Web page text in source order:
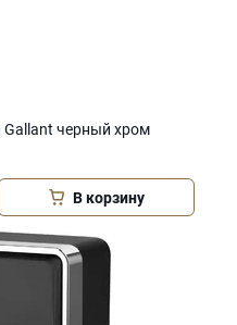
Gallant черный хром
В корзину